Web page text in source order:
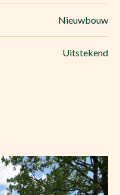
Nieuwbouw
Uitstekend